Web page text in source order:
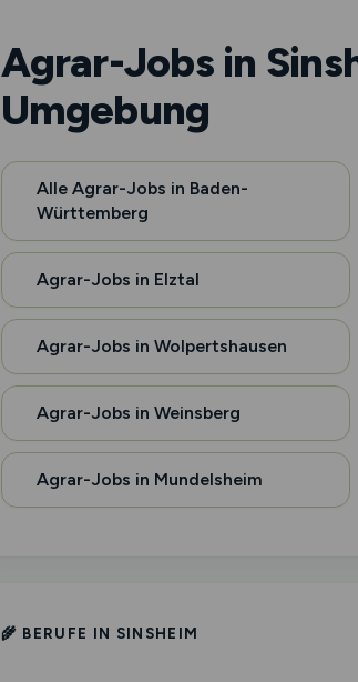
Agrar-Jobs in
Umgebung
Alle Agrar-Jobs in Baden-
Württemberg
Agrar-Jobs in Elztal
Agrar-Jobs in Wolpertshausen
Agrar-Jobs in Weinsberg
Agrar-Jobs in Mundelsheim
🌾 BERUFE IN SINSHEIM